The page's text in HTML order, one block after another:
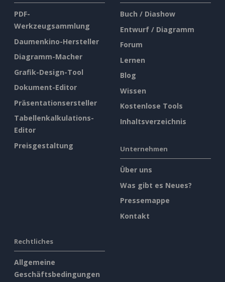
PDF-
Werkzeugsammlung
Daumenkino-Hersteller
Diagramm-Macher
Grafik-Design-Tool
Dokument-Editor
Präsentationsersteller
Tabellenkalkulations-
Editor
Preisgestaltung
Buch / Diashow
Entwurf / Diagramm
Forum
Lernen
Blog
Wissen
Kostenlose Tools
Inhaltsverzeichnis
Unternehmen
Über uns
Was gibt es Neues?
Pressemappe
Kontakt
Rechtliches
Allgemeine
Geschäftsbedingungen